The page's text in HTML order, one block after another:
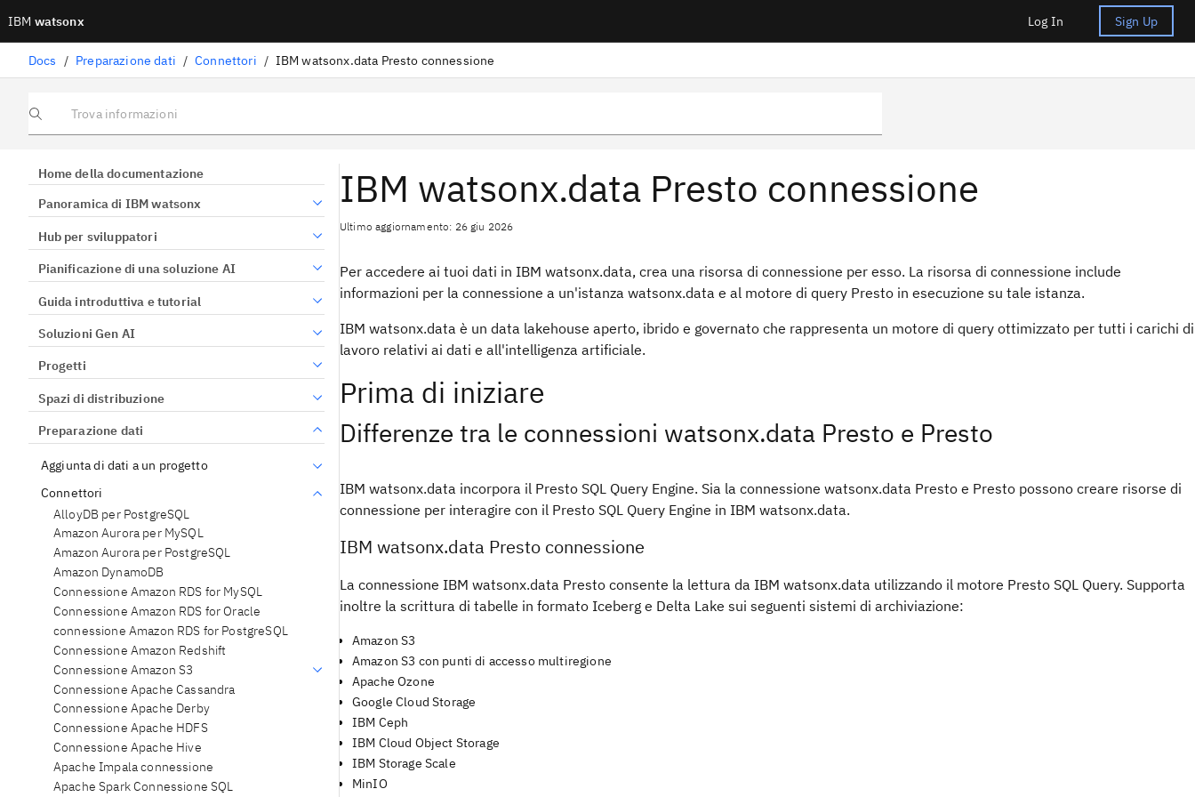
IBM watsonx Log In Sign Up
Docs / Preparazione dati / Connettori / IBM watsonx.data Presto connessione
Trova informazioni
Home della documentazione
Panoramica di IBM watsonx
Hub per sviluppatori
Pianificazione di una soluzione AI
Guida introduttiva e tutorial
Soluzioni Gen AI
Progetti
Spazi di distribuzione
Preparazione dati
Aggiunta di dati a un progetto
Connettori
AlloyDB per PostgreSQL
Amazon Aurora per MySQL
Amazon Aurora per PostgreSQL
Amazon DynamoDB
Connessione Amazon RDS for MySQL
Connessione Amazon RDS for Oracle
connessione Amazon RDS for PostgreSQL
Connessione Amazon Redshift
Connessione Amazon S3
Connessione Apache Cassandra
Connessione Apache Derby
Connessione Apache HDFS
Connessione Apache Hive
Apache Impala connessione
Apache Spark Connessione SQL
IBM watsonx.data Presto connessione
Ultimo aggiornamento: 26 giu 2026
Per accedere ai tuoi dati in IBM watsonx.data, crea una risorsa di connessione per esso. La risorsa di connessione include
informazioni per la connessione a un'istanza watsonx.data e al motore di query Presto in esecuzione su tale istanza.
IBM watsonx.data è un data lakehouse aperto, ibrido e governato che rappresenta un motore di query ottimizzato per tutti i carichi di
lavoro relativi ai dati e all'intelligenza artificiale.
Prima di iniziare
Differenze tra le connessioni watsonx.data Presto e Presto
IBM watsonx.data incorpora il Presto SQL Query Engine. Sia la connessione watsonx.data Presto e Presto possono creare risorse di
connessione per interagire con il Presto SQL Query Engine in IBM watsonx.data.
IBM watsonx.data Presto connessione
La connessione IBM watsonx.data Presto consente la lettura da IBM watsonx.data utilizzando il motore Presto SQL Query. Supporta
inoltre la scrittura di tabelle in formato Iceberg e Delta Lake sui seguenti sistemi di archiviazione:
Amazon S3
Amazon S3 con punti di accesso multiregione
Apache Ozone
Google Cloud Storage
IBM Ceph
IBM Cloud Object Storage
IBM Storage Scale
MinIO